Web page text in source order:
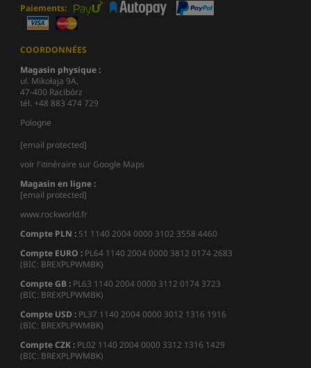
Paiements:
COORDONNÉES
Magasin physique :
ul. Mikołaja 9A,
47-400 Racibórz
tél. +48 883 474 729
Pologne
[email protected]
voir l'itinéraire sur Google Maps
Magasin en ligne :
[email protected]
www.rockworld.fr
Compte PLN : 51 1140 2004 0000 3102 3558 4460
Compte EURO : PL64 1140 2004 0000 3812 0174 2683
(BIC: BREXPLPWMBK)
Compte GB : PL63 1140 2004 0000 3112 0174 3723
(BIC: BREXPLPWMBK)
Compte USD : PL37 1140 2004 0000 3012 1316 1916
(BIC: BREXPLPWMBK)
Compte CZK : PL02 1140 2004 0000 3312 1316 1429
(BIC: BREXPLPWMBK)